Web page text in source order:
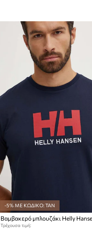
-5% ΜΕ ΚΩΔΙΚΟ: TAN
Βαμβακερό μπλουζάκι Helly
Τρέχουσα τιμή: